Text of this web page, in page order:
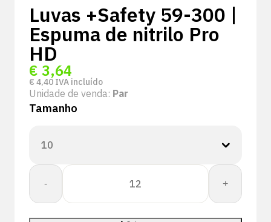
Luvas +Safety 59-300 |
Espuma de nitrilo Pro
HD
€ 3,64
€ 4,40 IVA incluído
Unidade de venda: Par
Tamanho
-
Quantidade
+Safety
+